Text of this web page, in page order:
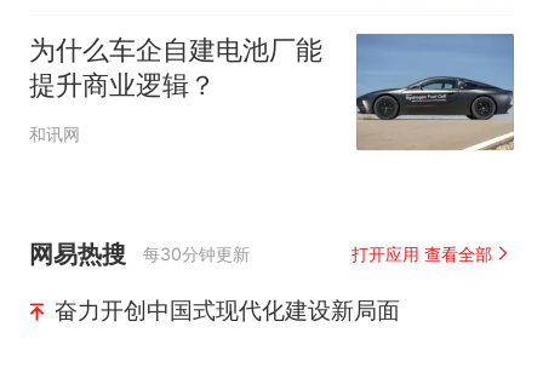
为什么车企自建电池厂能
提升商业逻辑？
和讯网
网易热搜 每30分钟更新 打开应用 查看全部
奋力开创中国式现代化建设新局面